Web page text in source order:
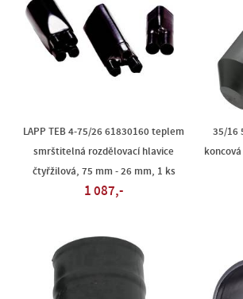
LAPP TEB 4-75/26 61830160 teplem
smrštitelná rozdělovací hlavice
čtyřžilová, 75 mm - 26 mm, 1 ks
1 087,-
35/16